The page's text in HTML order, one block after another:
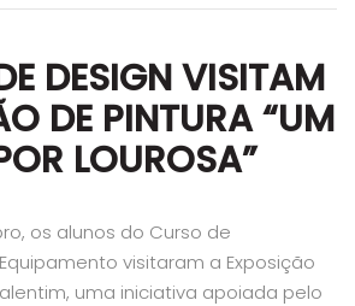
DESIGN VISITAM
DE PINTURA “UM
LOUROSA”
os alunos do Curso de
visitaram a Exposição
uma iniciativa apoiada pelo